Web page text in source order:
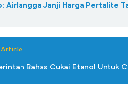
Airlangga Janji Harga Pertalite
Bahas Cukai Etanol Untuk